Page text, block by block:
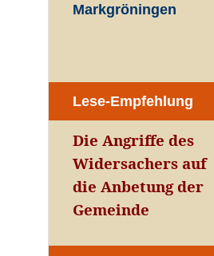
Markgröningen
Lese-Empfehlung
Die Angriffe des
Widersachers auf
die Anbetung der
Gemeinde